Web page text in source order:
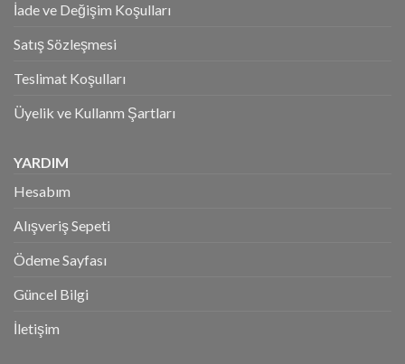
İade ve Değişim Koşulları
Satış Sözleşmesi
Teslimat Koşulları
Üyelik ve Kullanm Şartları
YARDIM
Hesabım
Alışveriş Sepeti
Ödeme Sayfası
Güncel Bilgi
İletişim